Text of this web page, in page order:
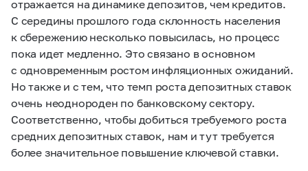
отражается на динамике депозитов, чем кредитов.
С середины прошлого года склонность населения
к сбережению несколько повысилась, но процесс
пока идет медленно. Это связано в основном
с одновременным ростом инфляционных ожиданий.
Но также и с тем, что темп роста депозитных ставок
очень неоднороден по банковскому сектору.
Соответственно, чтобы добиться требуемого роста
средних депозитных ставок, нам и тут требуется
более значительное повышение ключевой ставки.